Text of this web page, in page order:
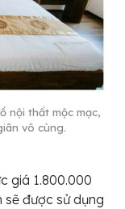
nội thất mộc mạc,
vô cùng.
giá 1.800.000
được sử dụng